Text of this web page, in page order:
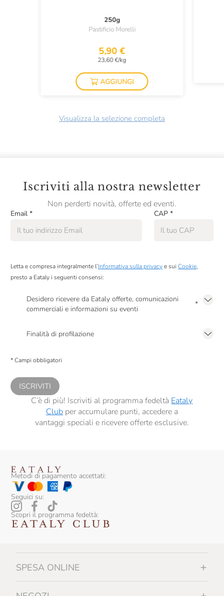
250g
Pastificio Morelli
5,90 €
23,60 €/kg
AGGIUNGI
Visualizza la selezione completa
Iscriviti alla nostra newsletter
Non perderti novità, offerte ed eventi.
Email * CAP *
Letta e compresa integralmente l’Informativa sulla privacye sui Cookie,
presto a Eataly i seguenti consensi:
Desidero ricevere da Eataly offerte, comunicazioni
commerciali e informazioni su eventi
*
Finalità di profilazione
comunicazioni commerciali personalizzate, in caso di consenso prestato ai
* Campi obbligatori
ISCRIVITI
C’è di più! Iscriviti al programma fedeltà Eataly
Clubper accumulare punti, accedere a
vantaggi speciali e ricevere offerte esclusive.
Metodi di pagamento accettati:
Seguici su:
Scopri il programma fedeltà:
SPESA ONLINE